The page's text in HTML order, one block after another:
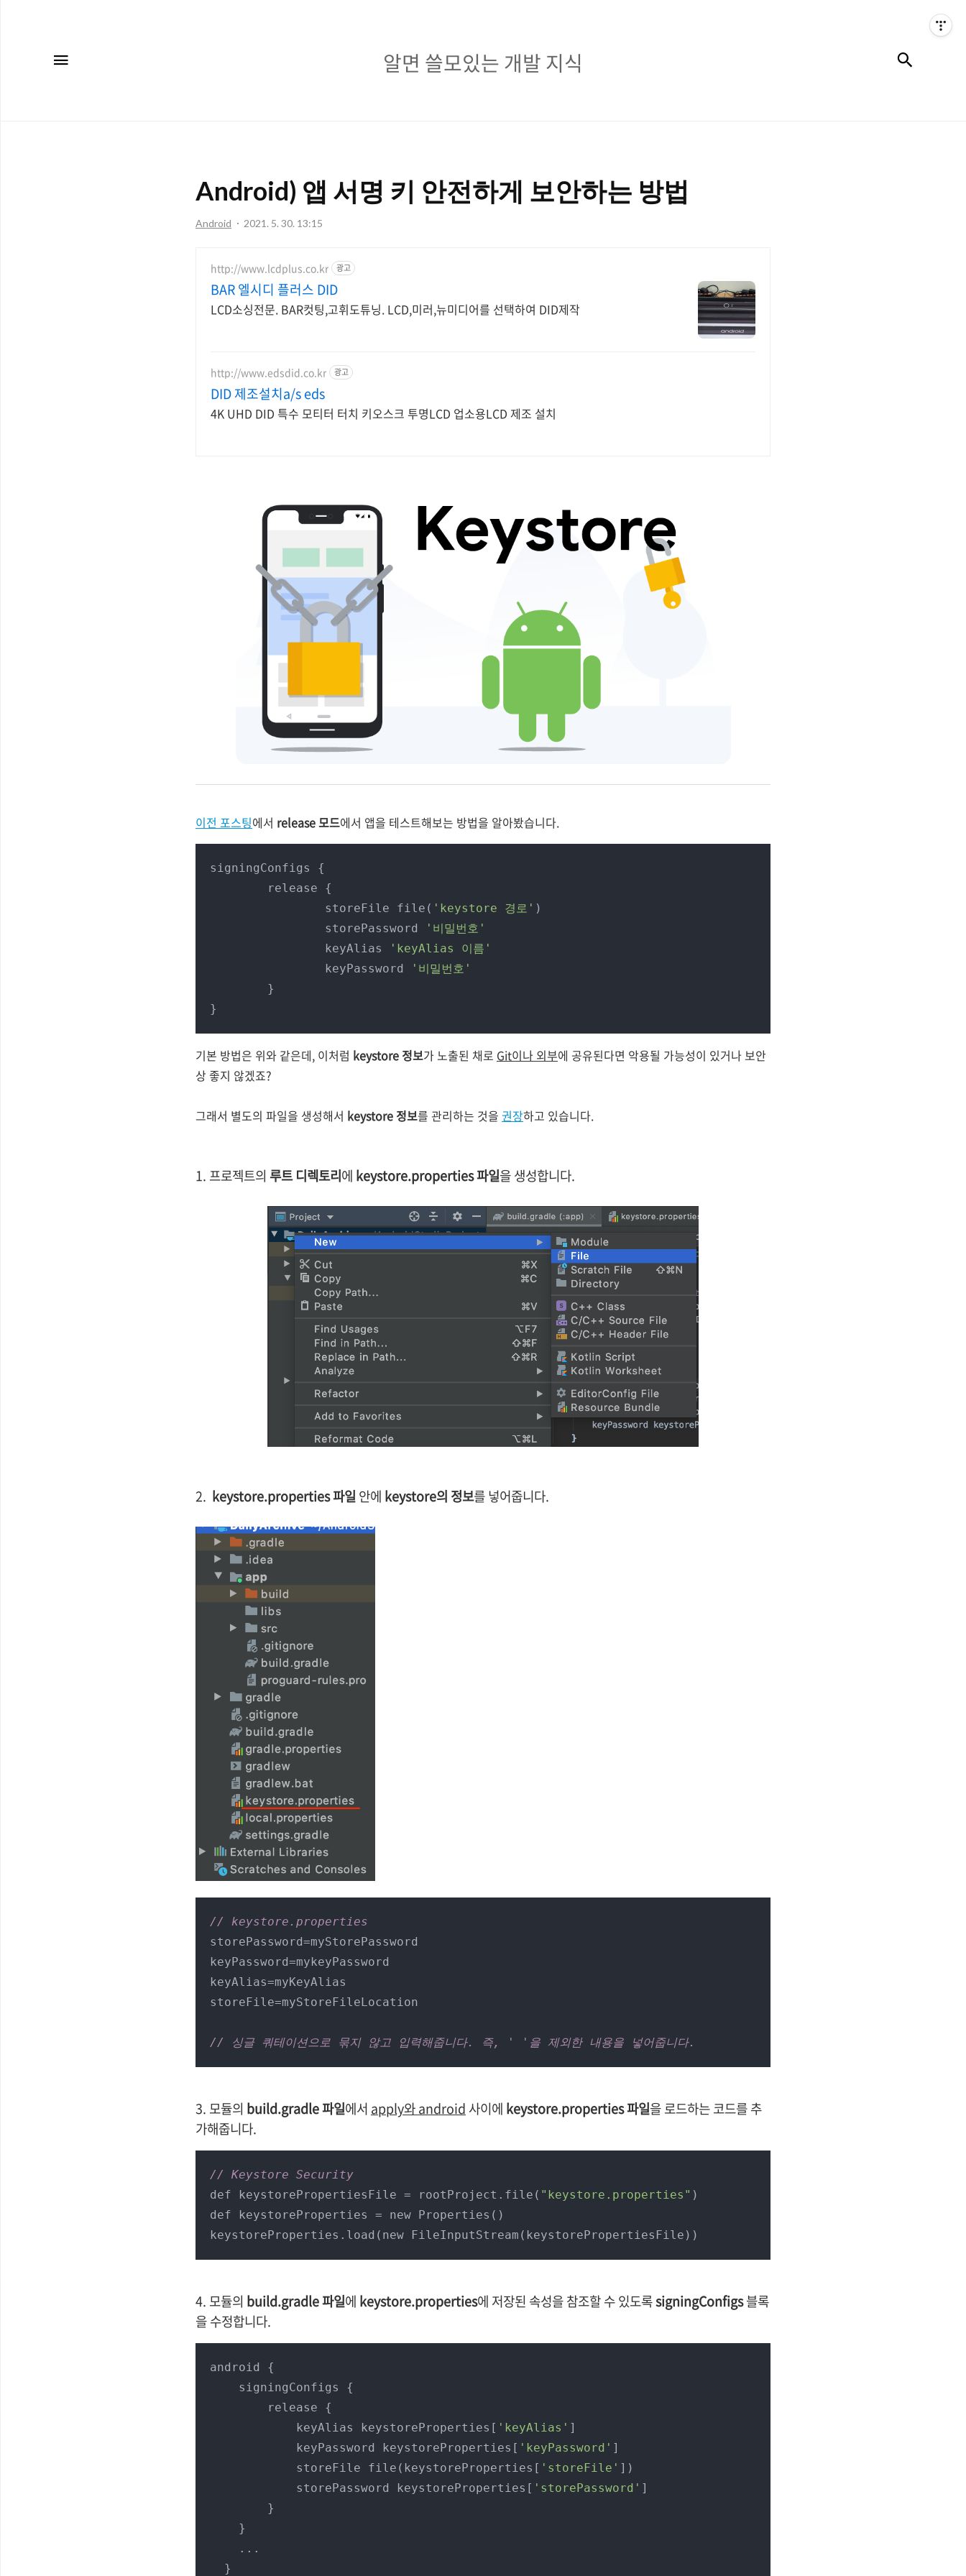
면
는
식
알면 쓸모있는 개발 지식
Android) 앱 서명 키 안전하게 보안하는 방법
Android 2021. 5. 30. 13:15
http://www.lcdplus.co.kr 광고
BAR 엘시디 플러스 DID
LCD소싱전문. BAR컷팅,고휘도튜닝. LCD,미러,뉴미디어를 선택하여 DID제작
http://www.edsdid.co.kr 광고
DID 제조설치a/s eds
4K UHD DID 특수 모티터 터치 키오스크 투명LCD 업소용LCD 제조 설치
이전 포스팅에서 release 모드에서 앱을 테스트해보는 방법을 알아봤습니다.
signingConfigs {
        	storeFile file(
'keystore 경로' )
        	storePassword
'비밀번호'
    		keyAlias
'keyAlias 이름'
        	keyPassword
'비밀번호'
}
기본 방법은 위와 같은데, 이처럼 keystore 정보가 노출된 채로 Git이나 외부에 공유된다면 악용될 가능성이 있거나 보안
상 좋지 않겠죠?
그래서 별도의 파일을 생성해서 keystore 정보를 관리하는 것을 권장하고 있습니다.
1. 프로젝트의 루트 디렉토리에 keystore.properties 파일을 생성합니다.
2. keystore.properties 파일안에 keystore의 정보를 넣어줍니다.
// keystore.properties
storePassword=myStorePassword
keyPassword=mykeyPassword
keyAlias=myKeyAlias
storeFile=myStoreFileLocation
// 싱글 쿼테이션으로 묶지 않고 입력해줍니다. 즉, ' '을 제외한 내용을 넣어줍니다.
3. 모듈의 build.gradle 파일에서 apply와 android 사이에 keystore.properties 파일을 로드하는 코드를 추
가해줍니다.
// Keystore Security
def keystorePropertiesFile = rootProject.file( "keystore.properties" )
def keystoreProperties = new Properties()
keystoreProperties.load(new FileInputStream(keystorePropertiesFile))
4. 모듈의 build.gradle 파일에 keystore.properties에 저장된 속성을 참조할 수 있도록signingConfigs블록
을 수정합니다.
android {
            keyAlias keystoreProperties[
'keyAlias' ]
            keyPassword keystoreProperties[
'keyPassword' ]
            storeFile file(keystoreProperties[
'storeFile' ])
            storePassword keystoreProperties[
'storePassword' ]